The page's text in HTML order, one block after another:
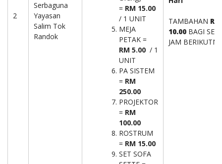
2
Serbaguna
Yayasan
Salim Tok
Randok
= RM 15.00
/ 1 UNIT
MEJA
PETAK =
RM 5.00 / 1
UNIT
PA SISTEM
= RM
250.00
PROJEKTOR
= RM
100.00
ROSTRUM
= RM 15.00
SET SOFA
TAMBAHAN RM
10.00 BAGI
JAM